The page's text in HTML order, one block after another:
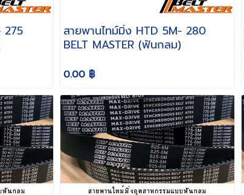
สายพานไทม์มิ่ง HTD 5M- 280
BELT MASTER (ฟันกลม)
0.00 ฿